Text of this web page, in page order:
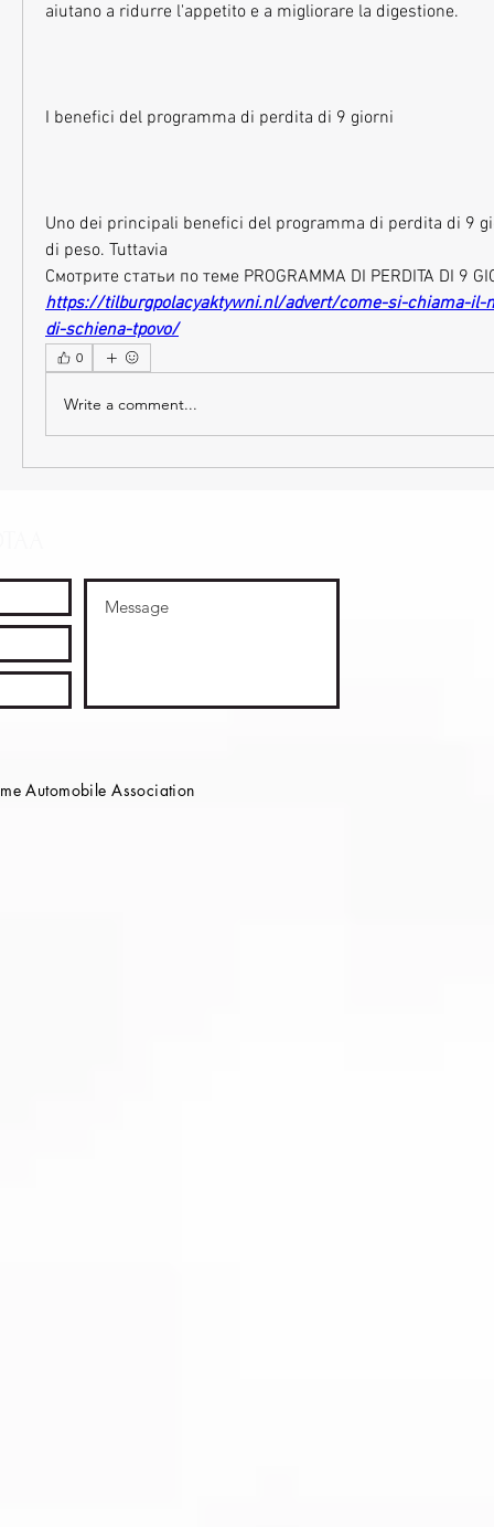
aiutano a ridurre l'appetito e a migliorare la digestione.
I benefici del programma di perdita di 9 giorni
Uno dei principali benefici del programma di perdita di 9
di peso. Tuttavia
Смотрите статьи по теме PROGRAMMA DI PERDITA DI 9
https://tilburgpolacyaktywni.nl/advert/come-si-chiama-il-
di-schiena-tpovo/
0
Write a comment...
Automobile Association